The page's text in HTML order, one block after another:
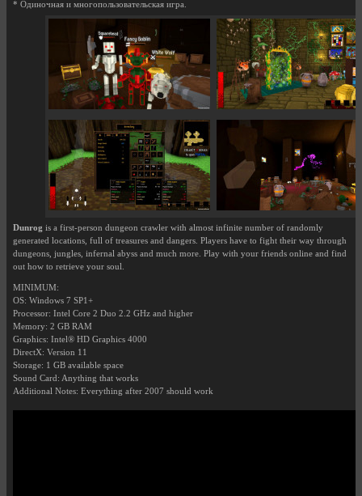
* Одиночная и многопользовательская игра.
Dunrog is a first-person dungeon crawler with almost infinite number of randomly
generated locations, full of treasures and dangers. Players have to fight their way through
dungeons, jungles, infernal abyss and much more. Play with your friends online and find
out how to retrieve your soul.
MINIMUM:
OS: Windows 7 SP1+
Processor: Intel Core 2 Duo 2.2 GHz and higher
Memory: 2 GB RAM
Graphics: Intel® HD Graphics 4000
DirectX: Version 11
Storage: 1 GB available space
Sound Card: Anything that works
Additional Notes: Everything after 2007 should work